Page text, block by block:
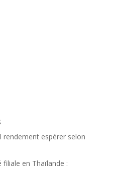
rendement espérer selon
en Thaïlande :